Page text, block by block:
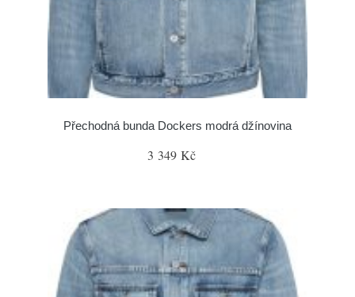
Přechodná bunda Dockers modrá džínovina
3 349 Kč